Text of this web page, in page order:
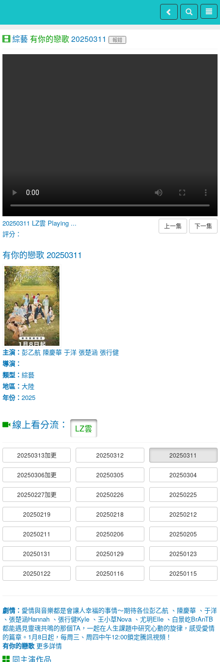
綜藝 有你的戀歌 20250311 報錯
20250311 LZ雲 Playing ...
評分：
上一集 下一集
有你的戀歌 20250311
主演： 彭乙航 陳慶華 于洋 張楚涵 張行健
導演：
類型： 綜藝
地區： 大陸
年份： 2025
線上看分流： LZ雲
20250313加更 20250312 20250311
20250306加更 20250305 20250304
20250227加更 20250226 20250225
20250219 20250218 20250212
20250211 20250206 20250205
20250131 20250129 20250123
20250122 20250116 20250115
劇情： 愛情與音樂都是會讓人幸福的事情～期待各位彭乙航 、陳慶華 、于洋
、張楚涵Hannah 、張行健Kyle 、王小草Nova 、尤玥Elle 、白景屹BrAnTB
都能遇見靈魂共鳴的那個TA，一起在人生課題中研究心動的旋律，感受愛情
的篇章。1月8日起，每周三、周四中午12:00鎖定騰訊視頻！
有你的戀歌 更多詳情
同主演作品